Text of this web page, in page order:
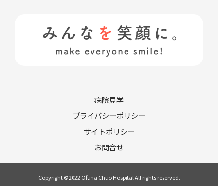
病院見学
プライバシーポリシー
サイトポリシー
お問合せ
Copyright ©2022 Ofuna Chuo Hospital All rights reserved.